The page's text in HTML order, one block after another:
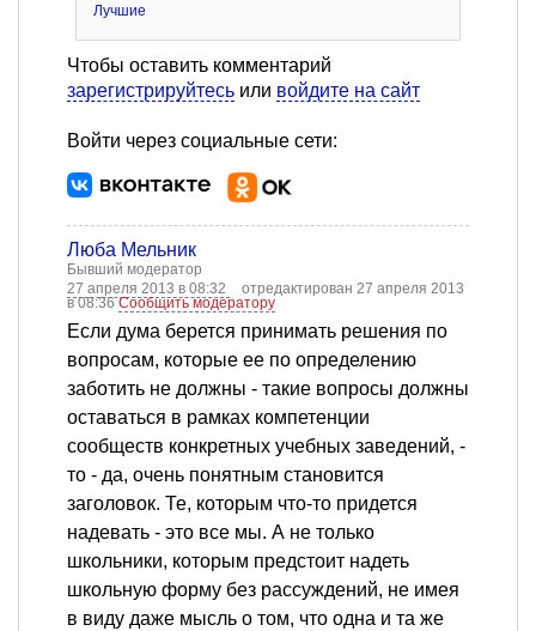
Лучшие
Чтобы оставить комментарий
зарегистрируйтесь или войдите на сайт
Войти через социальные сети:
Люба Мельник
Бывший модератор
27 апреля 2013 в 08:32
отредактирован 27 апреля 2013
в 08:36Сообщить модератору
Если дума берется принимать решения по
вопросам, которые ее по определению
заботить не должны - такие вопросы должны
оставаться в рамках компетенции
сообществ конкретных учебных заведений, -
то - да, очень понятным становится
заголовок. Те, которым что-то придется
надевать - это все мы. А не только
школьники, которым предстоит надеть
школьную форму без рассуждений, не имея
в виду даже мысль о том, что одна и та же